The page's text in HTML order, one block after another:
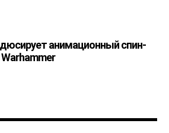
анимационный спин-